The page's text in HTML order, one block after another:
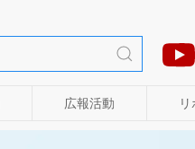
広報活動